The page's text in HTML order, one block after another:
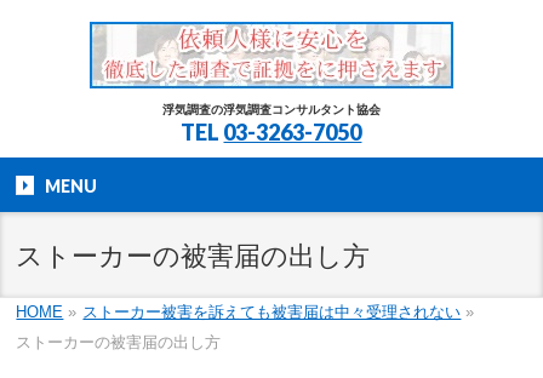
浮気調査の浮気調査コンサルタント協会
TEL 03-3263-7050
MENU
ストーカーの被害届の出し方
HOME » ストーカー被害を訴えても被害届は中々受理されない »
ストーカーの被害届の出し方